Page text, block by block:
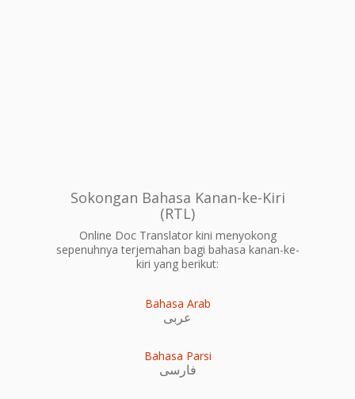
Sokongan Bahasa Kanan-ke-Kiri
(RTL)
Online Doc Translator kini menyokong
sepenuhnya terjemahan bagi bahasa kanan-ke-
kiri yang berikut:
Bahasa Arab
عربى
Bahasa Parsi
فارسی